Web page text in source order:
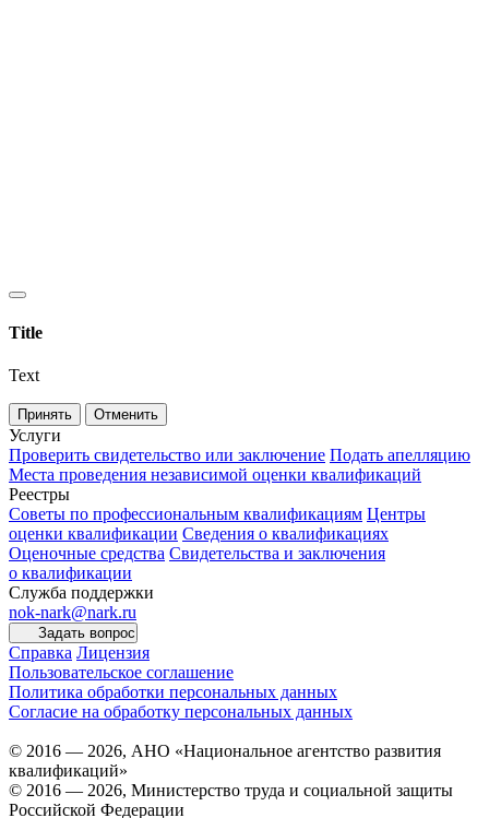
Title
Text
Принять Отменить
Услуги
Проверить свидетельство или заключение Подать апелляцию
Места проведения независимой оценки квалификаций
Реестры
Советы по профессиональным квалификациям Центры
оценки квалификации Сведения о квалификациях
Оценочные средства Свидетельства и заключения
о квалификации
Служба поддержки
nok-nark@nark.ru
Задать вопрос
Справка Лицензия
Пользовательское соглашение
Политика обработки персональных данных
Согласие на обработку персональных данных
© 2016 — 2026, АНО «Национальное агентство развития
квалификаций»
© 2016 — 2026, Министерство труда и социальной защиты
Российской Федерации